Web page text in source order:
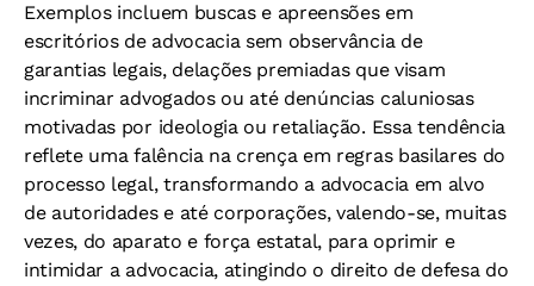
Exemplos incluem buscas e apreensões em
escritórios de advocacia sem observância de
garantias legais, delações premiadas que visam
incriminar advogados ou até denúncias caluniosas
motivadas por ideologia ou retaliação. Essa tendência
reflete uma falência na crença em regras basilares do
processo legal, transformando a advocacia em alvo
de autoridades e até corporações, valendo-se, muitas
vezes, do aparato e força estatal, para oprimir e
intimidar a advocacia, atingindo o direito de defesa do